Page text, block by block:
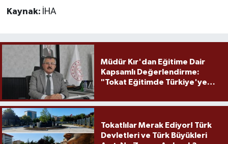
Kaynak: İHA
Müdür Kır'dan Eğitime Dair
Kapsamlı Değerlendirme:
"Tokat Eğitimde Türkiye'ye
Tokatlılar Merak Ediyor! Türk
Devletleri ve Türk Büyükleri